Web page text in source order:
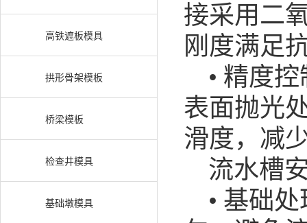
高铁遮板模具
拱形骨架模板
桥梁模板
检查井模具
基础墩模具
接采用二
刚度满足
• 精度控
表面抛光
滑度，减
流水槽
• 基础处